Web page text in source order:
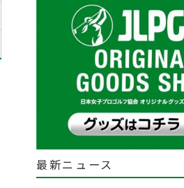
最新ニュース